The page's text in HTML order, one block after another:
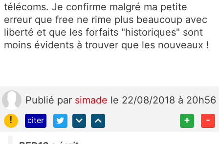
télécoms. Je confirme malgré ma petite
erreur que free ne rime plus beaucoup avec
liberté et que les forfaits "historiques" sont
moins évidents à trouver que les nouveaux !
Publié par simade le 22/08/2018 à 20h56
!
citer + -